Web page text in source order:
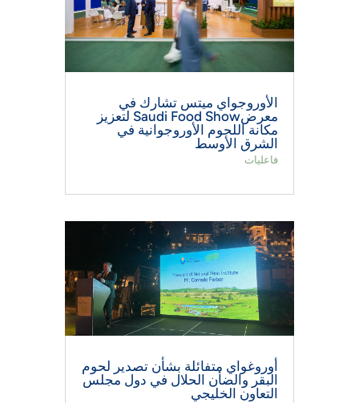
الأوروجواي ميتس تشارك في
معرضSaudi Food Show لتعزيز
مكانة اللحوم الأوروجوانية في
الشرق الأوسط
فاعليات
أوروغواي متفائلة بشأن تصدير لحوم
البقر والضأن الحلال في دول مجلس
التعاون الخليجي